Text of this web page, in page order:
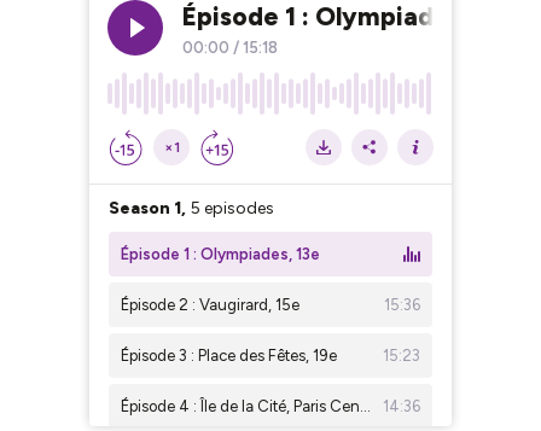
Épisode 1 : Olympiades, 13e
00:00 / 15:18
×1
Season 1, 5 episodes
Épisode 1 : Olympiades, 13e
Épisode 2 : Vaugirard, 15e 15:36
Épisode 3 : Place des Fêtes, 19e 15:23
Épisode 4 : Île de la Cité, Paris Centre 14:36